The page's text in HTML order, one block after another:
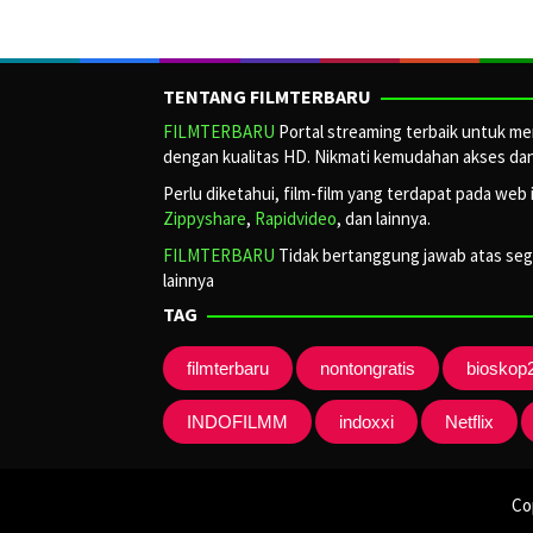
TENTANG FILMTERBARU
FILMTERBARU Portal streaming terbaik untuk
dengan kualitas HD. Nikmati kemudahan akses
Perlu diketahui, film-film yang terdapat pada
Zippyshare, Rapidvideo, dan lainnya.
FILMTERBARU Tidak bertanggung jawab atas
lainnya
TAG
filmterbaru nontongratis
INDOFILMM indoxxi Netflix